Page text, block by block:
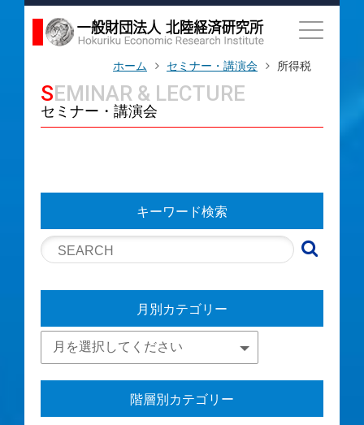
ホーム セミナー・講演会 所得税
SEMINAR & LECTURE
セミナー・講演会
キーワード検索
月別カテゴリー
階層別カテゴリー